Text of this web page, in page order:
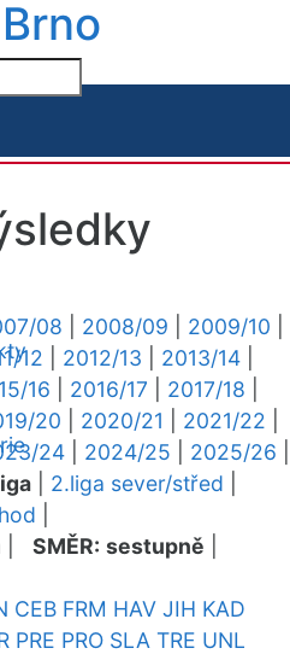
08 2008/09 2009/10
12 2012/13 2013/14
16 2016/17 2017/18
20 2020/21 2021/22
24 2024/25 2025/26
2.liga sever/střed
SMĚR: sestupně
CEB FRM HAV JIH KAD
PRE PRO SLA TRE UNL